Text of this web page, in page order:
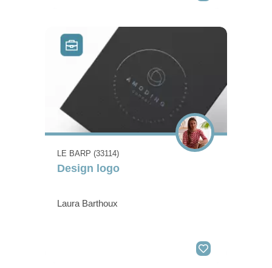
LE BARP (33114)
Design logo
Laura Barthoux